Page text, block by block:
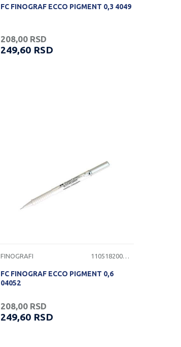
FC FINOGRAF ECCO PIGMENT 0,3 4049
208,00 RSD
249,60 RSD
FINOGRAFI 1105182000116
FC FINOGRAF ECCO PIGMENT 0,6
04052
208,00 RSD
249,60 RSD